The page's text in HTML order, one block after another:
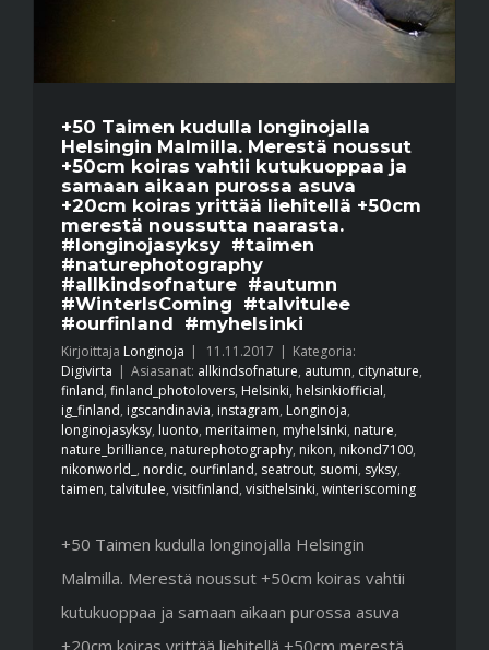
+50 Taimen kudulla longinojalla
Helsingin Malmilla. Merestä noussut
+50cm koiras vahtii kutukuoppaa ja
samaan aikaan purossa asuva
+20cm koiras yrittää liehitellä +50cm
merestä noussutta naarasta.
#longinojasyksy #taimen
#naturephotography
#allkindsofnature #autumn
#WinterIsComing #talvitulee
#ourfinland #myhelsinki
Kirjoittaja Longinoja | 11.11.2017 | Kategoria:
Digivirta | Asiasanat: allkindsofnature, autumn, citynature,
finland, finland_photolovers, Helsinki, helsinkiofficial,
ig_finland, igscandinavia, instagram, Longinoja,
longinojasyksy, luonto, meritaimen, myhelsinki, nature,
nature_brilliance, naturephotography, nikon, nikond7100,
nikonworld_ , nordic, ourfinland, seatrout, suomi, syksy,
taimen, talvitulee, visitfinland, visithelsinki, winteriscoming
+50 Taimen kudulla longinojalla Helsingin
Malmilla. Merestä noussut +50cm koiras vahtii
kutukuoppaa ja samaan aikaan purossa asuva